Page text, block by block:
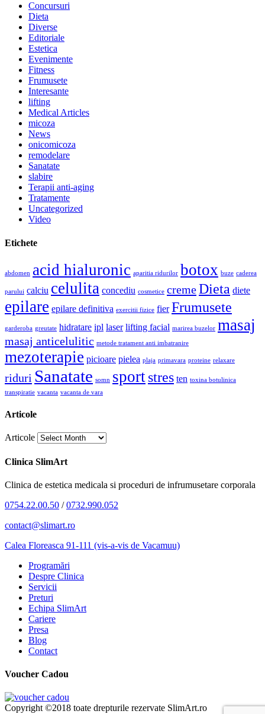
Concursuri
Dieta
Diverse
Editoriale
Estetica
Evenimente
Fitness
Frumusete
Interesante
lifting
Medical Articles
micoza
News
onicomicoza
remodelare
Sanatate
slabire
Terapii anti-aging
Tratamente
Uncategorized
Video
Etichete
abdomen acid hialuronic aparitia ridurilor botox buze caderea
parului calciu celulita concediu cosmetice cremeDieta diete
epilare epilare definitiva exercitii fizice fier Frumusete
garderoba greutate hidratare ipl laser lifting facial marirea buzelor masaj
masaj anticelulitic metode tratament anti imbatranire
mezoterapie picioare pielea plaja primavara proteine relaxare
riduri Sanatate somn sportstres ten toxina botulinica
transpiratie vacanta vacanta de vara
Articole
Articole
Clinica SlimArt
Clinica de estetica medicala si proceduri de infrumusetare corporala
0754.22.00.50 /0732.990.052
contact@slimart.ro
Calea Floreasca 91-111 (vis-a-vis de Vacamuu)
Programări
Despre Clinica
Servicii
Preturi
Echipa SlimArt
Cariere
Presa
Blog
Contact
Voucher Cadou
Copyright ©2018 toate drepturile rezervate SlimArt.ro